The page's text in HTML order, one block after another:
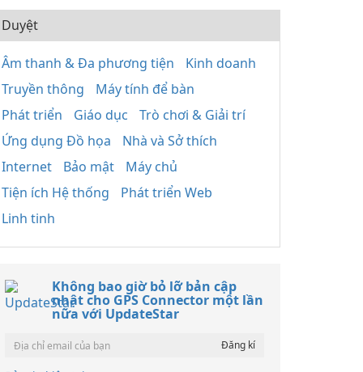
Duyệt
Âm thanh & Đa phương tiện
Kinh doanh
Truyền thông
Máy tính để bàn
Phát triển
Giáo dục
Trò chơi & Giải trí
Ứng dụng Đồ họa
Nhà và Sở thích
Internet
Bảo mật
Máy chủ
Tiện ích Hệ thống
Phát triển Web
Linh tinh
Không bao giờ bỏ lỡ bản cập
nhật cho GPS Connector một lần
nữa với UpdateStar